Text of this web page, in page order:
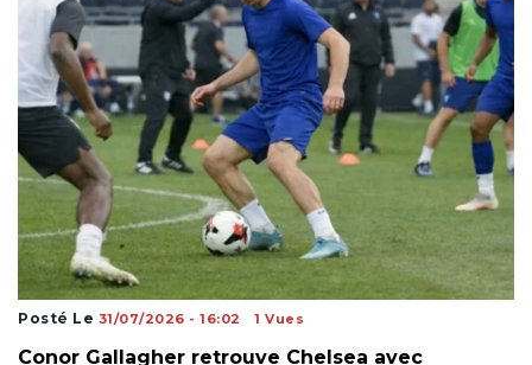
Posté Le 31/07/2026 - 16:02 1 Vues
Conor Gallagher retrouve Chelsea avec